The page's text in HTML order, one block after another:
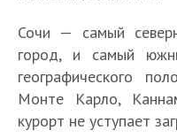
Сочи — самый
город, и самый
географического
Монте Карло,
курорт не уступает